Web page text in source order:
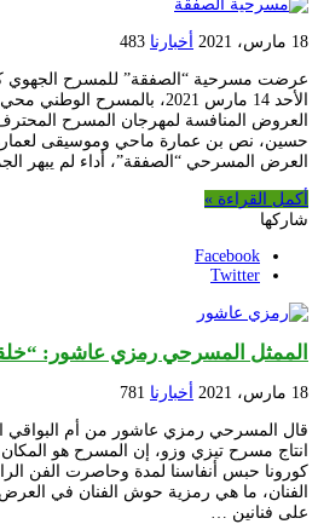
18 مارس، 2021 أخبارنا 483
عرضت مسرحية “الصفقة” للمسرح الجهوي
الأحد 14 مارس 2021، بالمسرح
العرض المسرحي “الصفقة”، أداء لم يبهر
أكمل القراءة »
شاركها
Facebook
Twitter
الممثل المسرحي رمزي عاشور:
18 مارس، 2021 أخبارنا 781
قال المسرحي رمزي عاشور من أم
انتاج مسرح تيزي وزو، إن المسرح هو المكان
كورونا حبس أنفاسنا لمدة وحاصرت الفن
الفنان، ما هي رمزية حوش الفنان في
على فنانين …